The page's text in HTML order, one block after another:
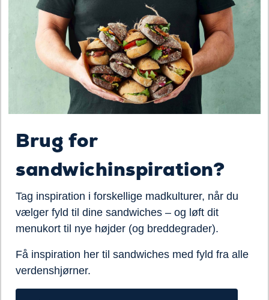
Brug for
sandwichinspiration?
Tag inspiration i forskellige madkulturer, når du
vælger fyld til dine sandwiches – og løft dit
menukort til nye højder (og breddegrader).
Få inspiration her til sandwiches med fyld fra alle
verdenshjørner.